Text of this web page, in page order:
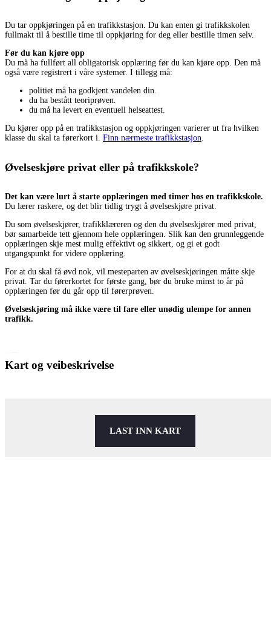
Du tar oppkjøringen på en trafikkstasjon. Du kan enten gi trafikkskolen
fullmakt til å bestille time til oppkjøring for deg eller bestille timen selv.
Før du kan kjøre opp
Du må ha fullført all obligatorisk opplæring før du kan kjøre opp. Den må
også være registrert i våre systemer. I tillegg må:
politiet må ha godkjent vandelen din.
du ha bestått teoriprøven.
du må ha levert en eventuell helseattest.
Du kjører opp på en trafikkstasjon og oppkjøringen varierer ut fra hvilken
klasse du skal ta førerkort i. Finn nærmeste trafikkstasjon
Øvelseskjøre privat eller på trafikkskole?
Det kan være lurt å starte opplæringen med timer hos en trafikkskole.
Du lærer raskere, og det blir tidlig trygt å øvelseskjøre privat.
Du som øvelseskjører, trafikklæreren og den du øvelseskjører med privat,
bør samarbeide tett gjennom hele opplæringen. Slik kan den grunnleggende
opplæringen skje mest mulig effektivt og sikkert, og gi et godt
utgangspunkt for videre opplæring.
For at du skal få øvd nok, vil mesteparten av øvelseskjøringen måtte skje
privat. Tar du førerkortet for første gang, bør du bruke minst to år på
opplæringen før du går opp til førerprøven.
Øvelseskjøring må ikke være til fare eller unødig ulempe for annen
trafikk.
Kart og veibeskrivelse
LAST INN KART